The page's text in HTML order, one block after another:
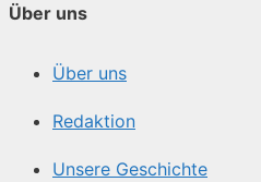
Über uns
Über uns
Redaktion
Unsere Geschichte